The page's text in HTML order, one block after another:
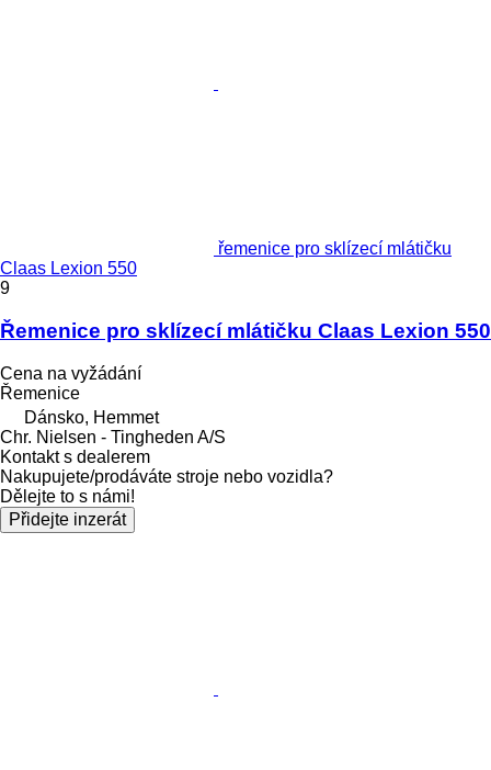
řemenice pro sklízecí mlátičku
Claas Lexion 550
9
Řemenice pro sklízecí mlátičku Claas Lexion 550
Cena na vyžádání
Řemenice
Dánsko, Hemmet
Chr. Nielsen - Tingheden A/S
Kontakt s dealerem
Nakupujete/prodáváte stroje nebo vozidla?
Dělejte to s námi!
Přidejte inzerát